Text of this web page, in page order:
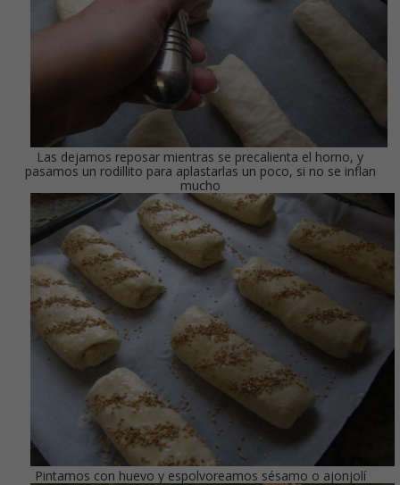
Las dejamos reposar mientras se precalienta el horno, y
pasamos un rodillito para aplastarlas un poco, si no se inflan
mucho
Pintamos con huevo y espolvoreamos sésamo o ajonjolí